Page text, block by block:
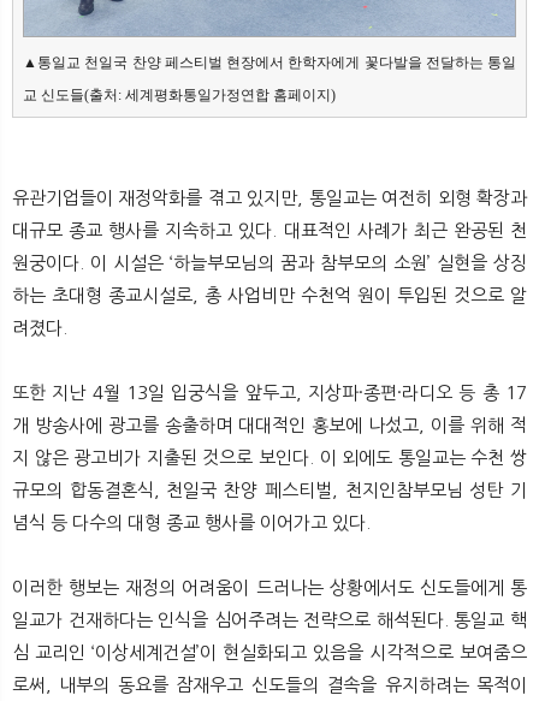
▲통일교 천일국 찬양 페스티벌 현장에서 한학자에게 꽃다발을 전달하는 통일
교 신도들(출처: 세계평화통일가정연합 홈페이지)
유관기업들이 재정악화를 겪고 있지만, 통일교는 여전히 외형 확장과
대규모 종교 행사를 지속하고 있다. 대표적인 사례가 최근 완공된 천
원궁이다. 이 시설은 ‘하늘부모님의 꿈과 참부모의 소원’ 실현을 상징
하는 초대형 종교시설로, 총 사업비만 수천억 원이 투입된 것으로 알
려졌다.
또한 지난 4월 13일 입궁식을 앞두고, 지상파·종편·라디오 등 총 17
개 방송사에 광고를 송출하며 대대적인 홍보에 나섰고, 이를 위해 적
지 않은 광고비가 지출된 것으로 보인다. 이 외에도 통일교는 수천 쌍
규모의 합동결혼식, 천일국 찬양 페스티벌, 천지인참부모님 성탄 기
념식 등 다수의 대형 종교 행사를 이어가고 있다.
이러한 행보는 재정의 어려움이 드러나는 상황에서도 신도들에게 통
일교가 건재하다는 인식을 심어주려는 전략으로 해석된다. 통일교 핵
심 교리인 ‘이상세계건설’이 현실화되고 있음을 시각적으로 보여줌으
로써, 내부의 동요를 잠재우고 신도들의 결속을 유지하려는 목적이